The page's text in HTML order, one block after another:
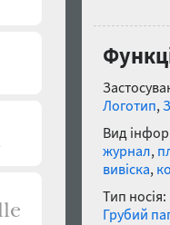
Логотип,
Вид
журнал,
вивіска,
Тип носія:
Грубий